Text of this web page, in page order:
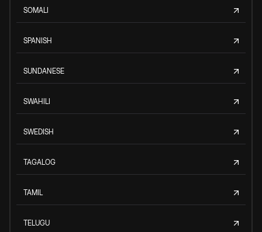
SOMALI
SPANISH
SUNDANESE
SWAHILI
SWEDISH
TAGALOG
TAMIL
TELUGU